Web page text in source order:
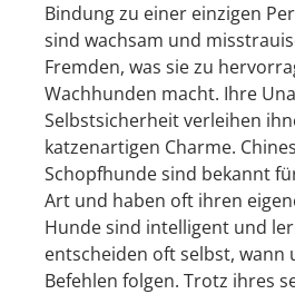
Bindung zu einer einzigen
sind wachsam und
Fremden, was sie zu
Wachhunden macht. Ihre
Selbstsicherheit verleihen
katzenartigen Charme.
Schopfhunde sind bekannt
Art und haben oft ihren
Hunde sind intelligent und
entscheiden oft selbst, wann
Befehlen folgen. Trotz ihres